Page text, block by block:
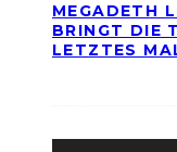
MEGADETH
BRINGT DIE
LETZTES